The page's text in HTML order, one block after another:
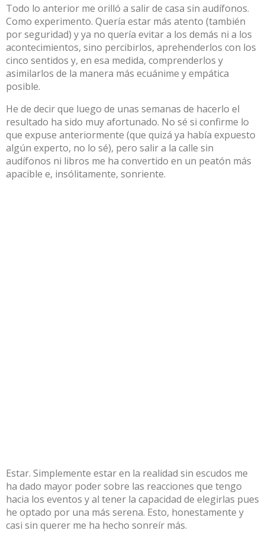
Todo lo anterior me orilló a salir de casa sin audífonos.
Como experimento. Quería estar más atento (también
por seguridad) y ya no quería evitar a los demás ni a los
acontecimientos, sino percibirlos, aprehenderlos con los
cinco sentidos y, en esa medida, comprenderlos y
asimilarlos de la manera más ecuánime y empática
posible.
He de decir que luego de unas semanas de hacerlo el
resultado ha sido muy afortunado. No sé si confirme lo
que expuse anteriormente (que quizá ya había expuesto
algún experto, no lo sé), pero salir a la calle sin
audífonos ni libros me ha convertido en un peatón más
apacible e, insólitamente, sonriente.
Estar. Simplemente estar en la realidad sin escudos me
ha dado mayor poder sobre las reacciones que tengo
hacia los eventos y al tener la capacidad de elegirlas pues
he optado por una más serena. Esto, honestamente y
casi sin querer me ha hecho sonreír más.